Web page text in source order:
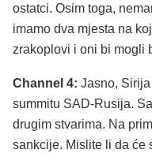
ostatci. Osim toga,
imamo dva mjesta na
zrakoplovi i oni bi mogli
Channel 4: Jasno,
summitu SAD-Rusija.
drugim stvarima. Na
sankcije. Mislite li da će